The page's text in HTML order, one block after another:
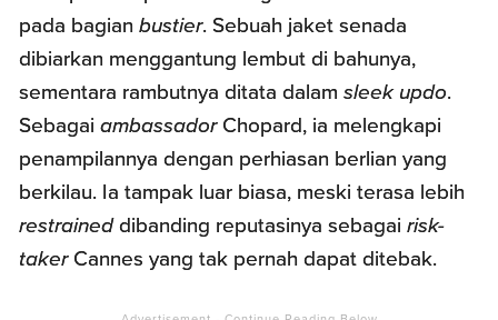
pada bagianbustier. Sebuah jaket senada
dibiarkan menggantung lembut di bahunya,
sementara rambutnya ditata dalamsleek updo.
SebagaiambassadorChopard, ia melengkapi
penampilannya dengan perhiasan berlian yang
berkilau. Ia tampak luar biasa, meski terasa lebih
restraineddibanding reputasinya sebagairisk-
takerCannes yang tak pernah dapat ditebak.